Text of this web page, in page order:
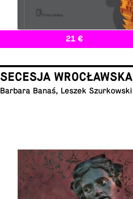
21 €
SECESJA WROCŁAWSKA
Barbara Banaś, Leszek Szurkowski